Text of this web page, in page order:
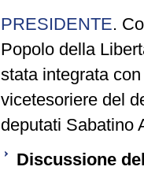
PRESIDENTE.
Popolo della
stata integrata
vicetesoriere del
deputati Sabatino
Discussione